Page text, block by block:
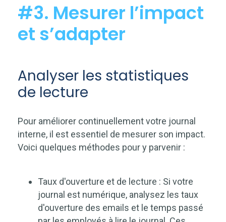
#3. Mesurer l’impact
et s’adapter
Analyser les statistiques
de lecture
Pour améliorer continuellement votre journal
interne, il est essentiel de mesurer son impact.
Voici quelques méthodes pour y parvenir :
Taux d'ouverture et de lecture : Si votre
journal est numérique, analysez les taux
d'ouverture des emails et le temps passé